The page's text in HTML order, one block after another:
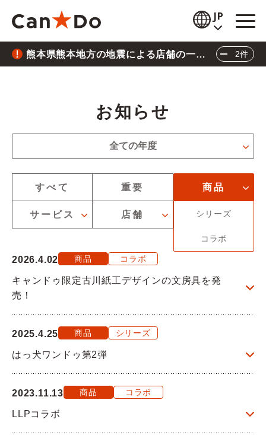
JP
閲覧補助
公式通販
IR情報
Q&A
熊本県熊本地方の地震による店舗の一時
休業について
2件
熊本県熊本地方の地震による店舗の一時休業に
閉じる
お知らせ
お知らせの年度を絞り込むことができます
全ての年度
お知らせのカテゴリーを絞り込むことができます
すべて 重要 商品
シリーズ
コラボ
サービス 店舗 経営
2026.4.02 商品 コラボ
キャンドゥ限定古川紙工デザインの文房具を発
売！
2025.4.25 商品 シリーズ
はっ犬ワンドゥ第2弾
2023.11.13 商品 コラボ
LLPコラボ